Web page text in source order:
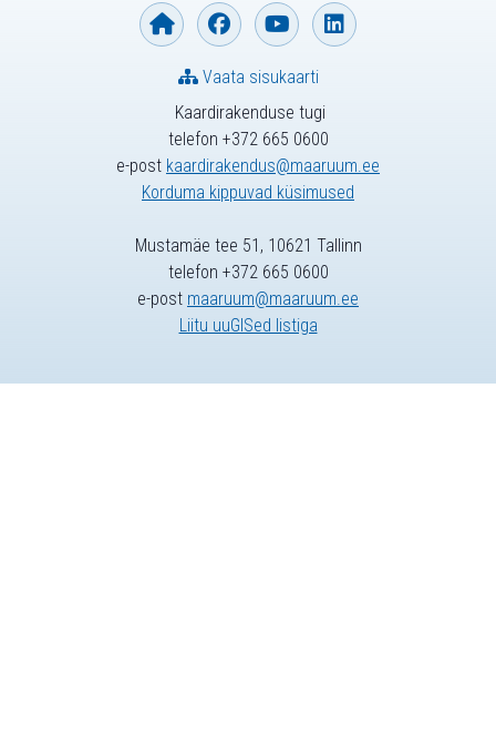
Kaardirakenduse tugi
telefon +372 665 0600
e-post kaardirakendus@maaruum.ee
Korduma kippuvad küsimused
Vaata sisukaarti
Mustamäe tee 51, 10621 Tallinn
telefon +372 665 0600
e-post maaruum@maaruum.ee
Liitu uuGISed listiga